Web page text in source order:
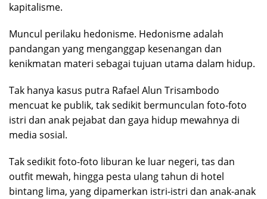
kapitalisme.
Muncul perilaku hedonisme. Hedonisme adalah
pandangan yang menganggap kesenangan dan
kenikmatan materi sebagai tujuan utama dalam hidup.
Tak hanya kasus putra Rafael Alun Trisambodo
mencuat ke publik, tak sedikit bermunculan foto-foto
istri dan anak pejabat dan gaya hidup mewahnya di
media sosial.
Tak sedikit foto-foto liburan ke luar negeri, tas dan
outfit mewah, hingga pesta ulang tahun di hotel
bintang lima, yang dipamerkan istri-istri dan anak-anak